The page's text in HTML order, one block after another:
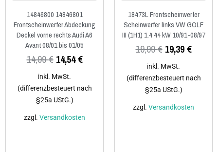
14846800 14846801
Frontscheinwerfer Abdeckung
Deckel vorne rechts Audi A6
Avant 08/01 bis 01/05
14,99€ 14,54€
inkl. MwSt.
(differenzbesteuert nach
§25a UStG.)
zzgl. Versandkosten
18473L Frontscheinwerfer
Scheinwerfer links VW GOLF
III (1H1) 1.4 44 kW 10/91-08/97
19,99€ 19,39 €
inkl. MwSt.
(differenzbesteuert nach
§25a UStG.)
zzgl. Versandkosten